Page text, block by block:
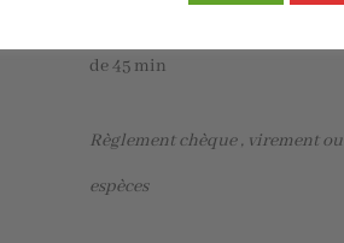
de 45 min
Règlement chèque , virement ou
espèces